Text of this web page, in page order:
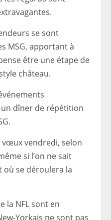
se sont
MSG, apportant à
être une étape de
château.
dîner de répétition
vœux vendredi, selon
si l’on ne sait
se déroulera la
la NFL sont en
Yorkais ne sont pas